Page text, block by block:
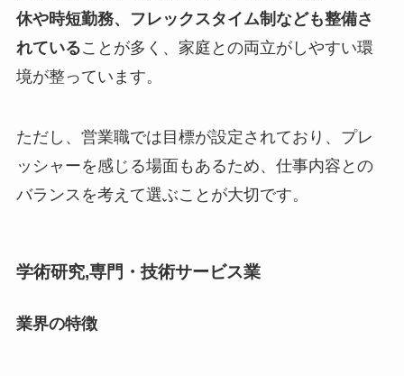
休や時短勤務、フレックスタイム制なども整備さ
れていることが多く、家庭との両立がしやすい環
境が整っています。
ただし、営業職では目標が設定されており、プレ
ッシャーを感じる場面もあるため、仕事内容との
バランスを考えて選ぶことが大切です。
学術研究,専門・技術サービス業
業界の特徴